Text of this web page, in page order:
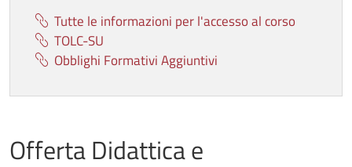
Tutte le informazioni per l'accesso al corso
TOLC-SU
Obblighi Formativi Aggiuntivi
Offerta Didattica e